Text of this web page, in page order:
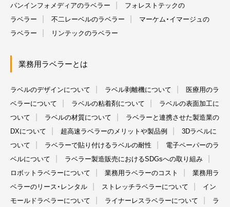
パンインフォメディアのラベラー
フォレストテックの
ラベラー
不二レーベルのラベラー
マーケム・イマージュの
ラベラー
リンテックのラベラー
業務用ラベラーとは
ラベルのデザインについて ラベル剥離機について
医療用のラ
ベラーについて
ラベルの粘着剤について
ラベルの表面加工に
ついて
ラベルの材質について
ラベラーと連携させた製造業の
DXについて
超高速ラベラーのメリットや製品例
3Dラベルに
ついて
ラベラーで貼り付けるラベルの耐性
電子ペーパーのラ
ベルについて
ラベラー製造販売におけるSDGsへの取り組み
ロボットラベラーについて
業務用ラベラーのコスト
業務用ラ
ベラーのリース・レンタル
ストレッチラベラーについて
イン
モールドラベラーについて
ライナーレスラベラーについて
ラ